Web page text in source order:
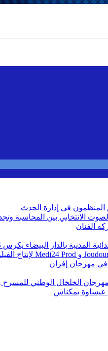
المنظمون في إدارة الحدث
الانتخابي بين المحاسبة
الفنان
المدنية بالدار البيضاء
في مهرجان إفران
لمهرجان الخلخال الوطني للمسرح
عيساوة بمكناس